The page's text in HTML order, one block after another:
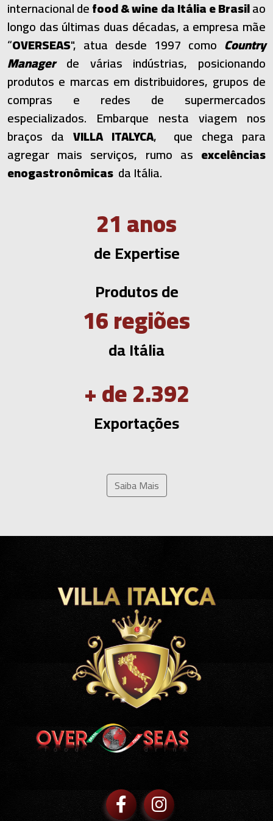
internacional defood & wine da Itália e Brasilao
longo das últimas duas décadas, a empresa mãe
“OVERSEAS", atua desde 1997 como Country
Managerde várias indústrias, posicionando
produtos e marcas em distribuidores, grupos de
compras e redes de supermercados
especializados. Embarque nesta viagem nos
braços da VILLA ITALYCA, que chega para
agregar mais serviços, rumo as excelências
enogastronômicas da Itália.
22anos
de Expertise
Produtos de
17regiões
da Itália
+ de2.536
Exportações
Saiba Mais